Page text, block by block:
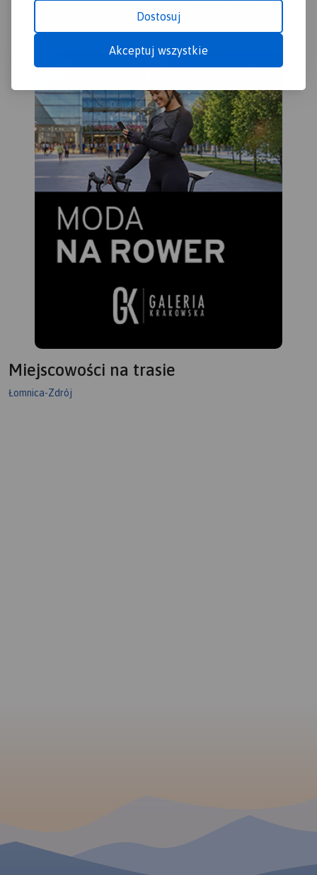
Dostosuj
Akceptuj wszystkie
lub do hotelu lub pensjonatu.
Spływy kajakowe i
pontonowe z Muszyny,
wycieczką rowerową wzdłuż
Popradu.
18 471 27 85 i 507 032 958
Miejscowości na trasie
Łomnica-Zdrój